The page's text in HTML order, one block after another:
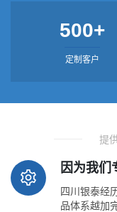
500+
定制客户
提
因为我们
四川银泰经
品体系越加